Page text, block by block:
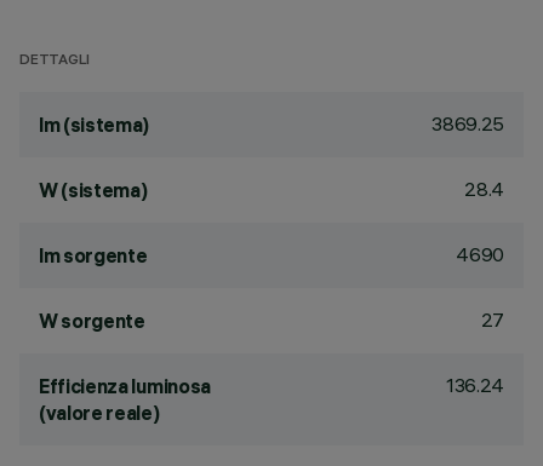
DETTAGLI
lm (sistema) 3869.25
W (sistema) 28.4
lm sorgente 4690
W sorgente 27
Efficienza luminosa
(valore reale)
136.24